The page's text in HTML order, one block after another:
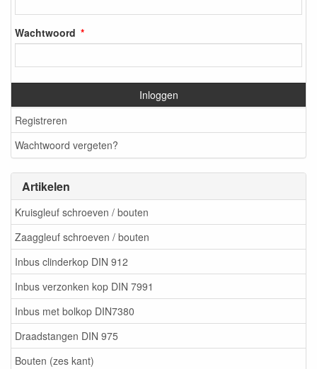
Wachtwoord
Inloggen
Registreren
Wachtwoord vergeten?
Artikelen
Kruisgleuf schroeven / bouten
Zaaggleuf schroeven / bouten
Inbus clinderkop DIN 912
Inbus verzonken kop DIN 7991
Inbus met bolkop DIN7380
Draadstangen DIN 975
Bouten (zes kant)